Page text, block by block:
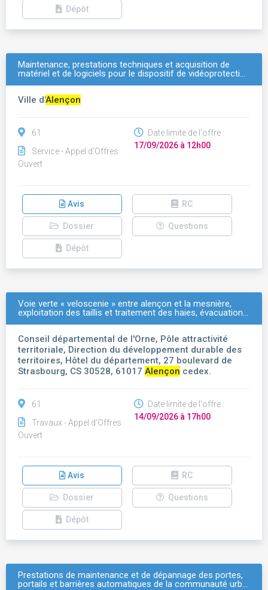
Dépôt
Maintenance, prestations techniques et acquisition de
matériel et de logiciels pour le dispositif de vidéoprotecti…
Ville d'Alençon
61
Service - Appel d'Offres
Ouvert
Date limite de l'offre :
17/09/2026 à 12h00
Avis RC
Dossier Questions
Dépôt
Voie verte « veloscenie » entre alençon et la mesnière,
exploitation des taillis et traitement des haies, évacuation…
Conseil départemental de l'Orne, Pôle attractivité
territoriale, Direction du développement durable des
territoires, Hôtel du département, 27 boulevard de
Strasbourg, CS 30528, 61017 Alençon cedex.
61
Travaux - Appel d'Offres
Ouvert
Date limite de l'offre :
14/09/2026 à 17h00
Avis RC
Dossier Questions
Dépôt
Prestations de maintenance et de dépannage des portes,
portails et barrières automatiques de la communauté urb…